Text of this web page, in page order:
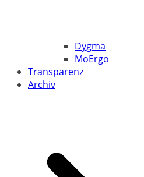
Dygma
MoErgo
Transparenz
Archiv